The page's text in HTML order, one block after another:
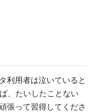
利用者は泣いていると
、たいしたことない
張って習得してくださ